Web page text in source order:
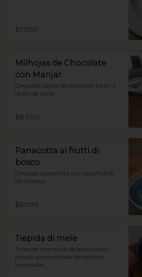
$7.900
Milhojas de Chocolate
con Manjar
Delgadas capas de chocolate bitter y
dulce de leche
$8.900
Panacotta ai frutti di
bosco
Deliciosa panacotta con salsa frutos
del bosque
$6.900
Tiepida di mele
Tarta de manzana de elaboración
propia acompañada almendras
laminadas.